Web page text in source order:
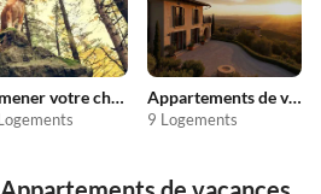
Emmener votre chien en vacances Appartements de vacances pas chers
9 Logements